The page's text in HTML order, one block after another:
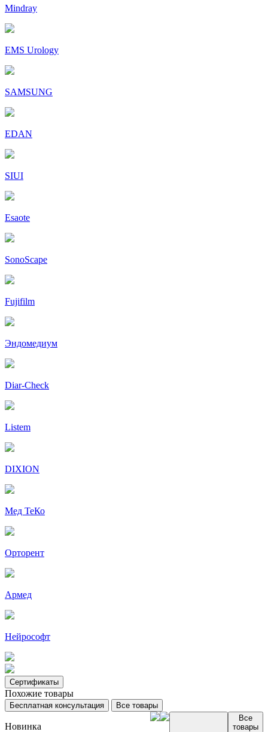
Mindray
EMS Urology
SAMSUNG
EDAN
SIUI
Esaote
SonoScape
Fujifilm
Эндомедиум
Diar-Cheсk
Listem
DIXION
Мед ТеКо
Орторент
Армед
Нейрософт
Сертификаты
Похожие товары
Бесплатная консультация Все товары
Новинка
Все
товары